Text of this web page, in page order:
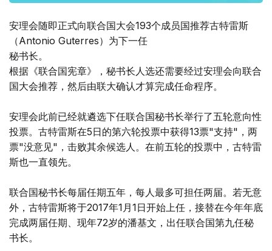
安理会随即正式向联合国大会193个成员国推荐古特雷斯
（Antonio Guterres）为下一任
秘书长。
根据《联合国宪章》，秘书长人选还需要经过安理会向联合
国大会推荐，然后由联大确认才算完成任命程序。
安理会此前已经就遴选下任联合国秘书长举行了五轮意向性
投票。古特雷斯在5日的第六轮投票中获得13票"支持"，两
票"没意见"，击败其余候选人。在前五轮的投票中，古特雷
斯也一直领先。
联合国秘书长每届任期五年，每人最多可担任两届。若无意
外，古特雷斯将于2017年1月1日开始上任，接替在今年年底
完成两届任期、现年72岁的潘基文，出任联合国第九任秘
书长。